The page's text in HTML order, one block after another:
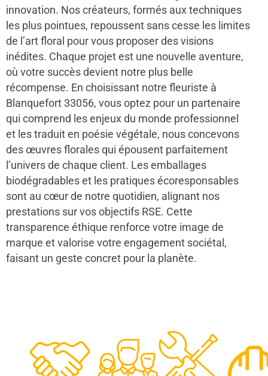
innovation. Nos créateurs, formés aux techniques
les plus pointues, repoussent sans cesse les limites
de l’art floral pour vous proposer des visions
inédites. Chaque projet est une nouvelle aventure,
où votre succès devient notre plus belle
récompense. En choisissant notre fleuriste à
Blanquefort 33056, vous optez pour un partenaire
qui comprend les enjeux du monde professionnel
et les traduit en poésie végétale, nous concevons
des œuvres florales qui épousent parfaitement
l’univers de chaque client. Les emballages
biodégradables et les pratiques écoresponsables
sont au cœur de notre quotidien, alignant nos
prestations sur vos objectifs RSE. Cette
transparence éthique renforce votre image de
marque et valorise votre engagement sociétal,
faisant un geste concret pour la planète.
48
0
50